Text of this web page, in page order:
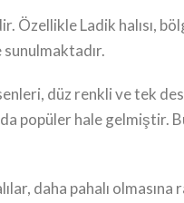
Özellikle Ladik halısı,
düz renkli ve tek
popüler hale gelmiştir.
daha pahalı